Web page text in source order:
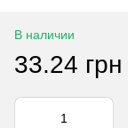
В наличии
33.24 грн